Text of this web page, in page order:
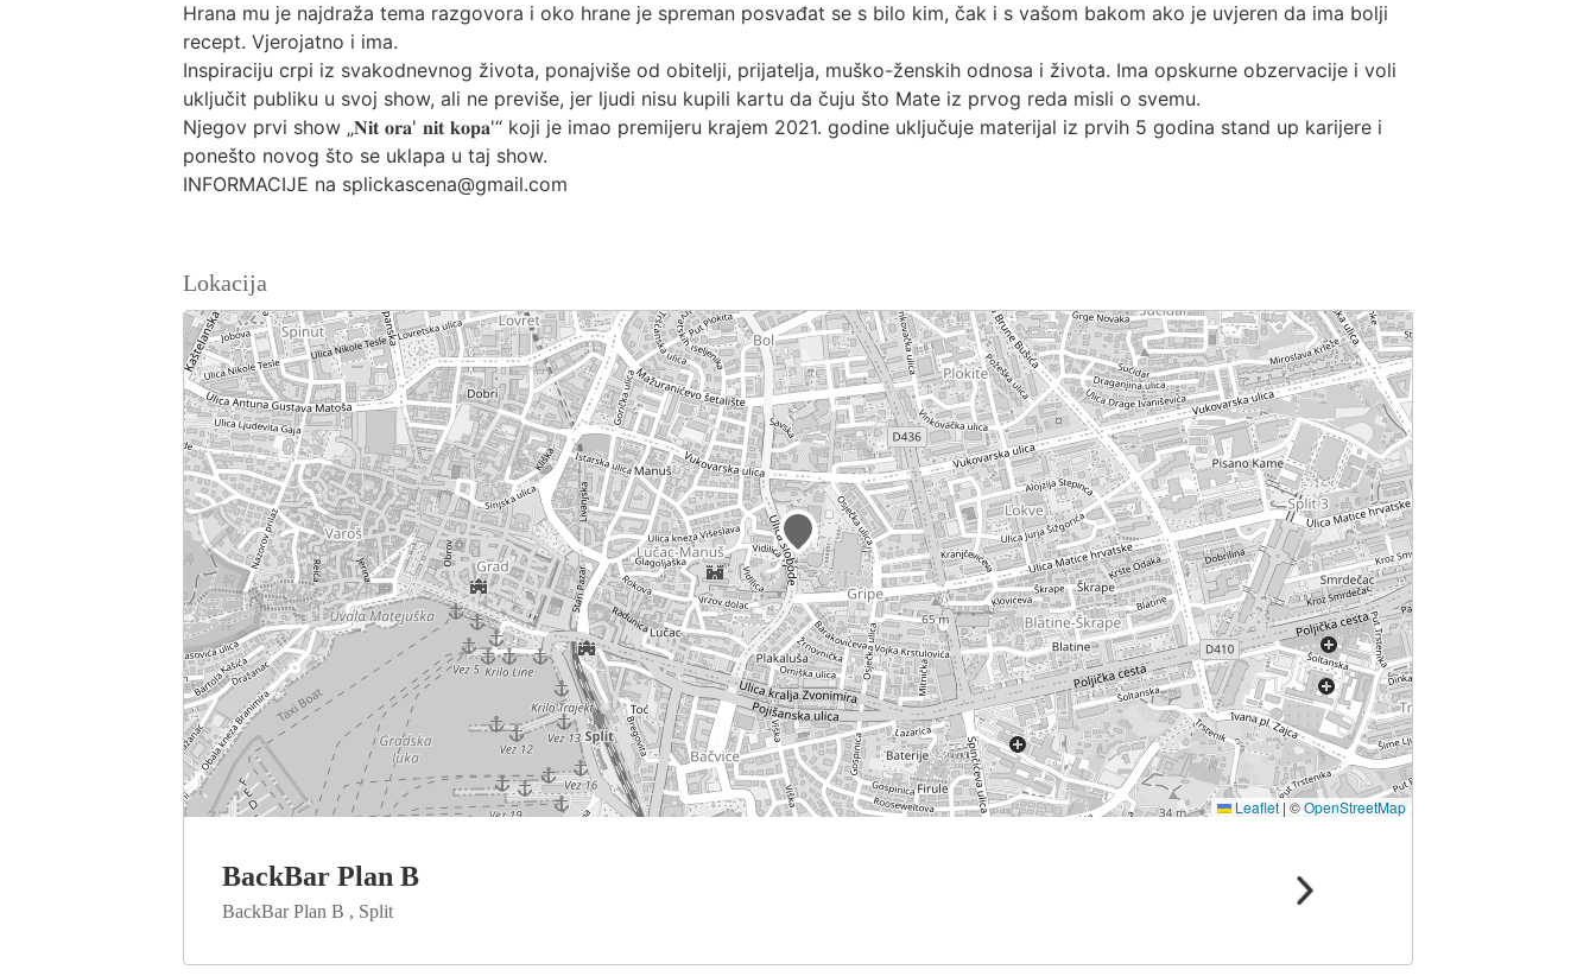
Hrana mu je najdraža tema razgovora i oko hrane je spreman posvađat se s bilo kim, čak i s vašom bakom ako je uvjeren da ima bolji
recept. Vjerojatno i ima.
Inspiraciju crpi iz svakodnevnog života, ponajviše od obitelji, prijatelja, muško-ženskih odnosa i života. Ima opskurne obzervacije i voli
uključit publiku u svoj show, ali ne previše, jer ljudi nisu kupili kartu da čuju što Mate iz prvog reda misli o svemu.
Njegov prvi show „𝐍𝐢𝐭 𝐨𝐫𝐚' 𝐧𝐢𝐭 𝐤𝐨𝐩𝐚'“ koji je imao premijeru krajem 2021. godine uključuje materijal iz prvih 5 godina stand up karijere i
ponešto novog što se uklapa u taj show.
INFORMACIJE na splickascena@gmail.com
Lokacija
Leaflet | ©OpenStreetMap
BackBar Plan B
BackBar Plan B , Split